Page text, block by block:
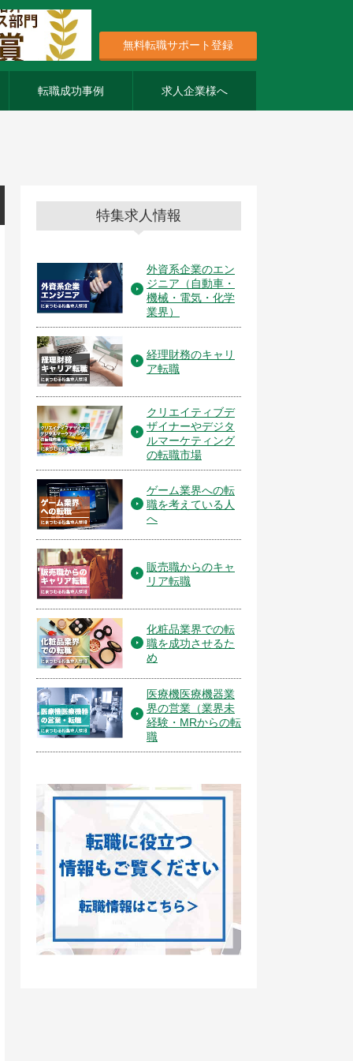
無料転職サポート登録
転職成功事例 求人企業様へ
特集求人情報
外資系企業のエン
ジニア（自動車・
機械・電気・化学
業界）
経理財務のキャリ
ア転職
クリエイティブデ
ザイナーやデジタ
ルマーケティング
の転職市場
ゲーム業界への転
職を考えている人
へ
販売職からのキャ
リア転職
化粧品業界での転
職を成功させるた
め
医療機医療機器業
界の営業（業界未
経験・MRからの転
職